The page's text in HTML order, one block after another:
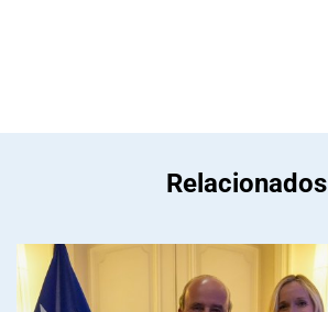
Relacionados